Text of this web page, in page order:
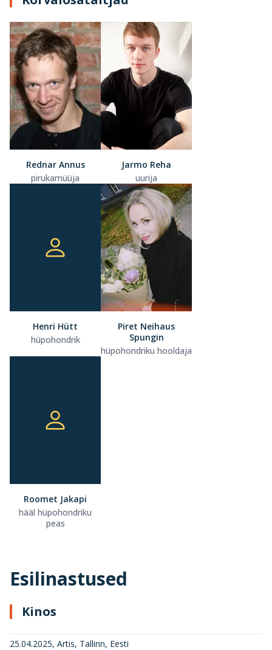
Rednar Annus
pirukamüüja
Jarmo Reha
uurija
Henri Hütt
hüpohondrik
Piret Neihaus
Spungin
hüpohondriku hooldaja
Roomet Jakapi
hääl hüpohondriku
peas
Esilinastused
Kinos
25.04.2025, Artis, Tallinn, Eesti